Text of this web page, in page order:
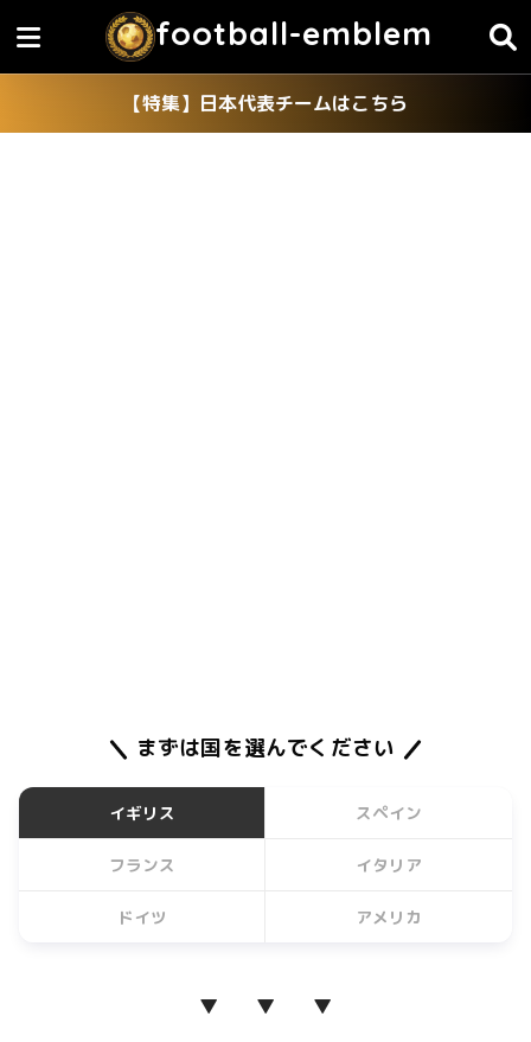
football-emblem
【特集】日本代表チームはこちら
まずは国を選んでください
イギリス スペイン
フランス イタリア
ドイツ アメリカ
▼ ▼ ▼